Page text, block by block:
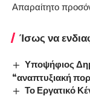
Απαραίτητο
Ίσως να
Υποψήφιος
“αναπτυξιακή
Το Εργατικό